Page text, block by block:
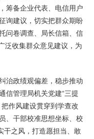
筹备企业代表、电信用户
询建议，切实把群众期盼
问卷调查、局长信箱、信
泛收集群众意见建议，为
治政绩观偏差，稳步推动
信管理局机关党建“三提
作风建设贯穿到学查改
、干部校准思想坐标、校
干之风，打造愿担当、敢